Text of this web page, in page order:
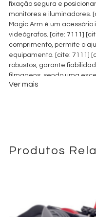
fixação segura e
monitores e iluminadores.
Magic Arm é um
videógrafos. [cite: 7111]
comprimento, permite o
equipamento. [cite: 7111]
robustos, garante
filmagens, sendo uma
para maior criatividade e
Ver mais
Produtos